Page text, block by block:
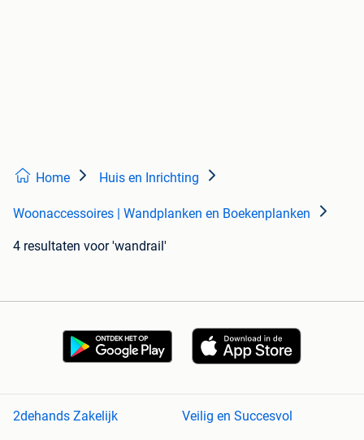
Home Huis en Inrichting
Woonaccessoires | Wandplanken en Boekenplanken
4 resultaten voor 'wandrail'
2dehands Zakelijk
Veilig en Succesvol